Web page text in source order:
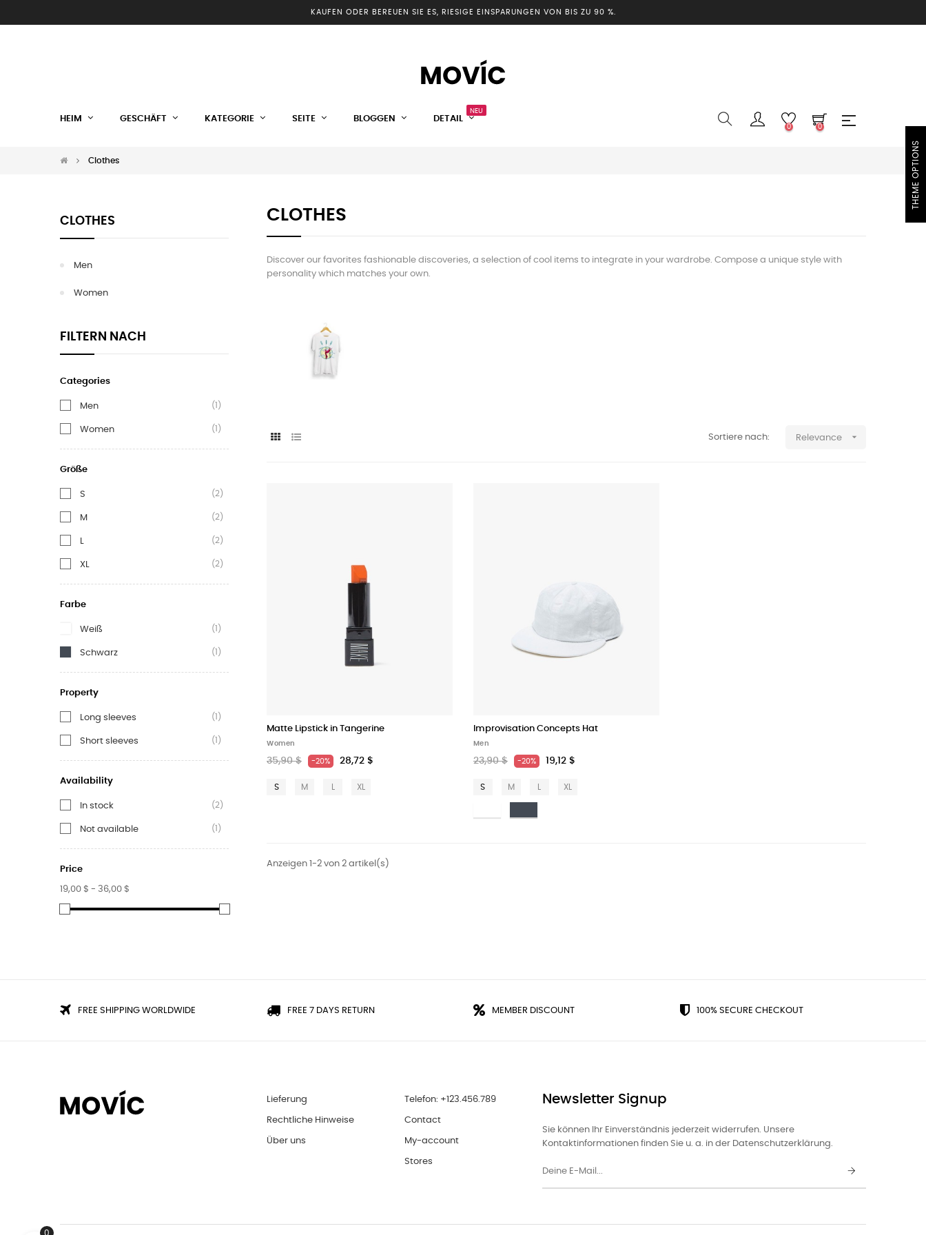
KAUFEN ODER BEREUEN SIE ES, RIESIGE EINSPARUNGEN VON BIS ZU 90 %.
HEIM GESCHÄFT KATEGORIE SEITE BLOGGEN DETAIL
NEU
0 0
Clothes
CLOTHES
Men
Women
FILTERN NACH
Categories
Men (1)
Women (1)
Größe
S (2)
M (2)
L (2)
XL (2)
Farbe
Weiß (1)
Schwarz (1)
Property
Long sleeves (1)
Short sleeves (1)
Availability
In stock (2)
Not available (1)
Price
19,00 $ - 36,00 $
CLOTHES
Discover our favorites fashionable discoveries, a selection of cool items to integrate in your wardrobe. Compose a unique style with
personality which matches your own.
Sortiere nach: Relevance 
Matte Lipstick in Tangerine
Women
35,90 $ -20% 28,72 $
S M L XL
Improvisation Concepts Hat
Men
23,90 $ -20% 19,12 $
S M L XL
Anzeigen 1-2 von 2 artikel(s)
FREE SHIPPING WORLDWIDE FREE 7 DAYS RETURN MEMBER DISCOUNT 100% SECURE CHECKOUT
Lieferung
Rechtliche Hinweise
Über uns
Telefon: +123.456.789
Contact
My-account
Stores
Newsletter Signup
Sie können Ihr Einverständnis jederzeit widerrufen. Unsere
Kontaktinformationen finden Sie u. a. in der Datenschutzerklärung.
THEME OPTIONS
0